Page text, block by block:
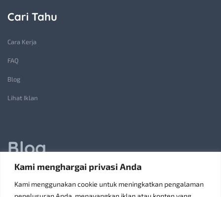
Kami menghargai privasi Anda
Kami menggunakan cookie untuk meningkatkan pengalaman
Cari Tahu
Cara Kerja
FAQ
Blog
Lihat Iklan
Blog
Jasa Pembuatan Lift Barang: Solusi Transportasi Vertikal
Receiving Parcels and Mail at a Rented Room in Singapore